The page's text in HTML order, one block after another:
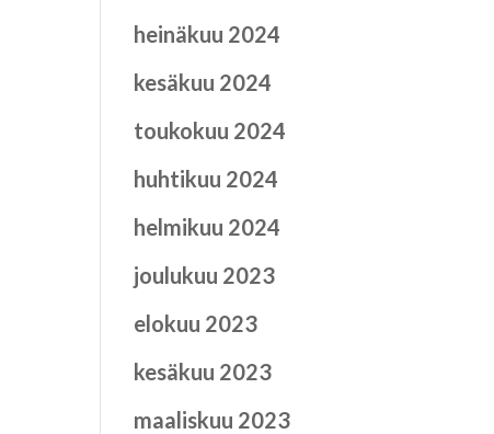
heinäkuu 2024
kesäkuu 2024
toukokuu 2024
huhtikuu 2024
helmikuu 2024
joulukuu 2023
elokuu 2023
kesäkuu 2023
maaliskuu 2023